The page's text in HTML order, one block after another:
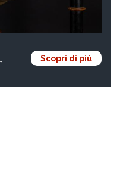
Scopri di più